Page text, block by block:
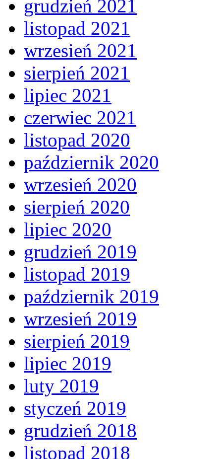
grudzień 2021
listopad 2021
wrzesień 2021
sierpień 2021
lipiec 2021
czerwiec 2021
listopad 2020
październik 2020
wrzesień 2020
sierpień 2020
lipiec 2020
grudzień 2019
listopad 2019
październik 2019
wrzesień 2019
sierpień 2019
lipiec 2019
luty 2019
styczeń 2019
grudzień 2018
listopad 2018